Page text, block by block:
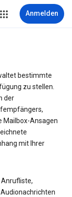
Anmelden
bestimmte
zu stellen.
der
Mailbox-Ansagen
mit Ihrer
Anrufliste,